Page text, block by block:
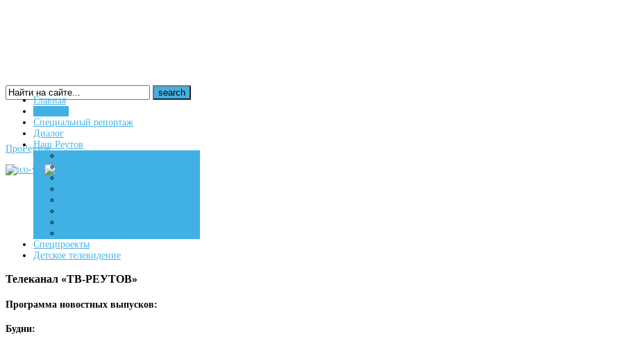
16+
ПроРеутов
Главная
Специальный репортаж
Диалог
Наш Реутов
Спецпроекты
Детское телевидение
Телеканал «ТВ-РЕУТОВ»
Программа новостных выпусков:
Будни: